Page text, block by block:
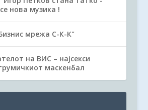
нова музика !
мрежа С-К-К"
на ВИС – најсекси
маскенбал